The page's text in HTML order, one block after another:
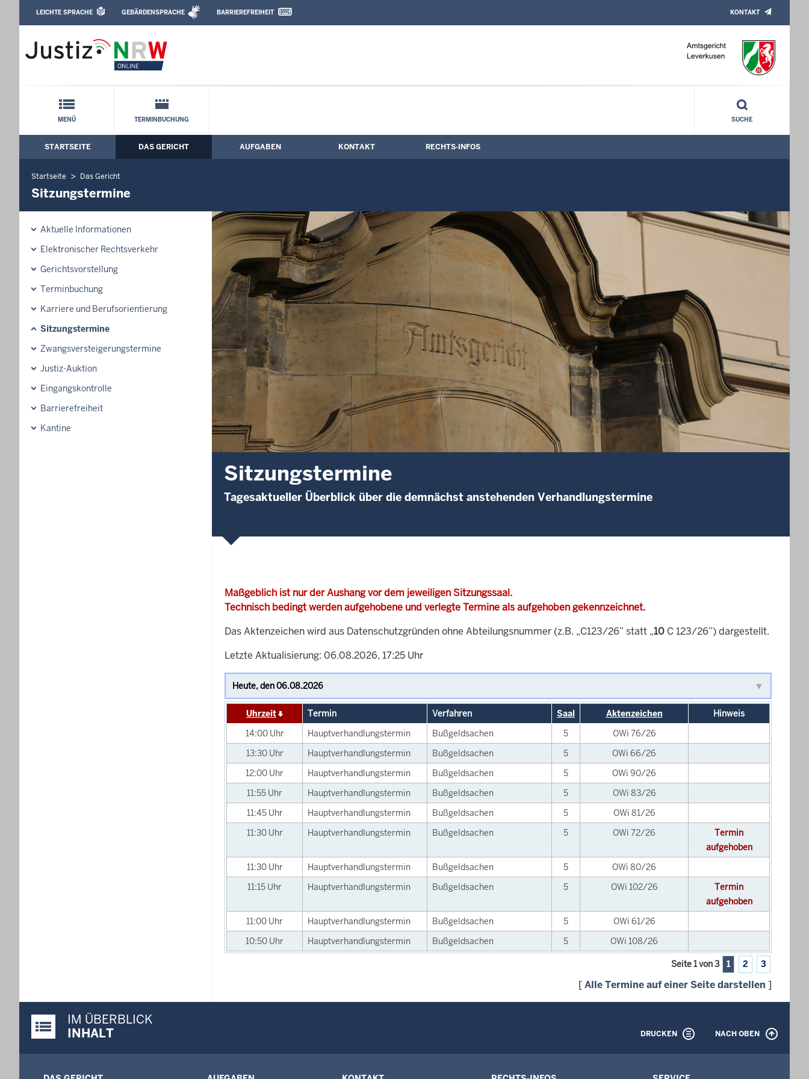
Amtsgericht Leverkusen: Sitzungstermine
Leichte Sprache, Gebärdensprachenvideo und Kontaktformular
LEICHTE SPRACHE GEBÄRDENSPRACHE BARRIEREFREIHEIT KONTAKT
Schnellnavigation mit Volltext-Suche
MENÜ TERMINBUCHUNG SUCHE
Hauptmenü: Hauptnavigation
STARTSEITE DAS GERICHT AUFGABEN KONTAKT RECHTS-INFOS
Startseite Das Gericht
Sitzungstermine
Aktuelle Informationen
Elektronischer Rechtsverkehr
Gerichtsvorstellung
Terminbuchung
Karriere und Berufsorientierung
Sitzungstermine
Zwangsversteigerungstermine
Justiz-Auktion
Eingangskontrolle
Barrierefreiheit
Kantine
Sitzungstermine
Tagesaktueller Überblick über die demnächst anstehenden Verhandlungstermine
Maßgeblich ist nur der Aushang vor dem jeweiligen Sitzungssaal.
Technisch bedingt werden aufgehobene und verlegte Termine als aufgehoben gekennzeichnet.
Das Aktenzeichen wird aus Datenschutzgründen ohne Abteilungsnummer (z.B. „C123/26” statt „10 C 123/26”) dargestellt.
Letzte Aktualisierung: 06.08.2026, 17:25 Uhr
Uhrzeit Termin Verfahren Saal Aktenzeichen
Hinweis
14:00 Uhr Hauptverhandlungstermin Bußgeldsachen 5
OWi 76/26
13:30 Uhr Hauptverhandlungstermin Bußgeldsachen 5
OWi 66/26
12:00 Uhr Hauptverhandlungstermin Bußgeldsachen 5
OWi 90/26
11:55 Uhr Hauptverhandlungstermin Bußgeldsachen 5
OWi 83/26
11:45 Uhr Hauptverhandlungstermin Bußgeldsachen 5
OWi 81/26
11:30 Uhr Hauptverhandlungstermin Bußgeldsachen 5 OWi 72/26
Termin
aufgehoben
11:30 Uhr Hauptverhandlungstermin Bußgeldsachen 5
OWi 80/26
11:15 Uhr Hauptverhandlungstermin Bußgeldsachen 5 OWi 102/26
Termin
aufgehoben
11:00 Uhr Hauptverhandlungstermin Bußgeldsachen 5
OWi 61/26
10:50 Uhr Hauptverhandlungstermin Bußgeldsachen 5 OWi 108/26
Seite 1 von 3 1 2 3
[Alle Termine auf einer Seite darstellen ]
Justiz-Portal im Überblick:
IM ÜBERBLICK
INHALT
DRUCKEN NACH OBEN